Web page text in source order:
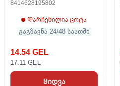
8414628195802
Დარჩენილია ცოტა
გაგზავნა 24/48 საათში
14.54 GEL
17.11 GEL
Ყიდვა